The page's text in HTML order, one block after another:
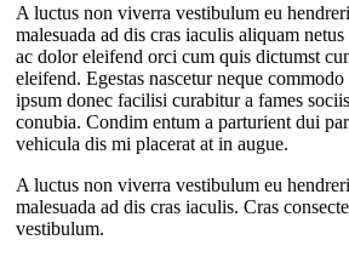
A luctus non viverra vestibulum eu
malesuada ad dis cras iaculis aliquam
ac dolor eleifend orci cum quis dictumst
eleifend. Egestas nascetur neque
ipsum donec facilisi curabitur a fames
conubia. Condim entum a parturient dui
vehicula dis mi placerat at in augue.
A luctus non viverra vestibulum eu
malesuada ad dis cras iaculis. Cras
vestibulum.